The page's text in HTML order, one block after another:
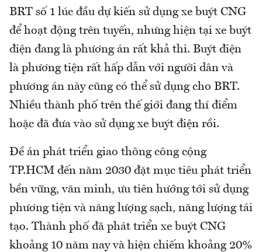
BRT số 1 lúc đầu dự kiến sử dụng xe buýt CNG
để hoạt động trên tuyến, nhưng hiện tại xe buýt
điện đang là phương án rất khả thi. Buýt điện
là phương tiện rất hấp dẫn với người dân và
phương án này cũng có thể sử dụng cho BRT.
Nhiều thành phố trên thế giới đang thí điểm
hoặc đã đưa vào sử dụng xe buýt điện rồi.
Đề án phát triển giao thông công cộng
TP.HCM đến năm 2030 đặt mục tiêu phát triển
bền vững, văn minh, ưu tiên hướng tới sử dụng
phương tiện và năng lượng sạch, năng lượng tái
tạo. Thành phố đã phát triển xe buýt CNG
khoảng 10 năm nay và hiện chiếm khoảng 20%